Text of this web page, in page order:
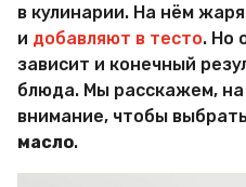
р
М
и
р
Х
и
т
р
о
в кулинарии. На нём
и добавляют в тесто. Но
зависит и конечный
блюда. Мы расскажем, на
внимание, чтобы выбрать
масло.